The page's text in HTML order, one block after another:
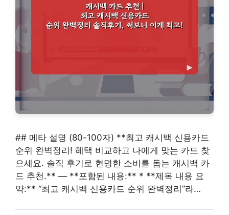
## 메타 설명 (80-100자) **최고 캐시백 신용카드
순위 완벽정리! 혜택 비교하고 나에게 맞는 카드 찾
으세요. 솔직 후기로 현명한 소비를 돕는 캐시백 카
드 추천.** — **포함된 내용:** * **제목 내용 요
약:** “최고 캐시백 신용카드 순위 완벽정리”라…